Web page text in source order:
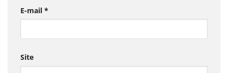
E-mail *
Site